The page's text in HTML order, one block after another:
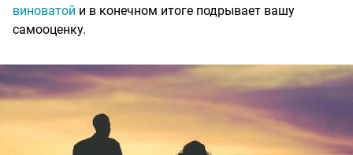
виноватой и в конечном итоге подрывает вашу
самооценку.